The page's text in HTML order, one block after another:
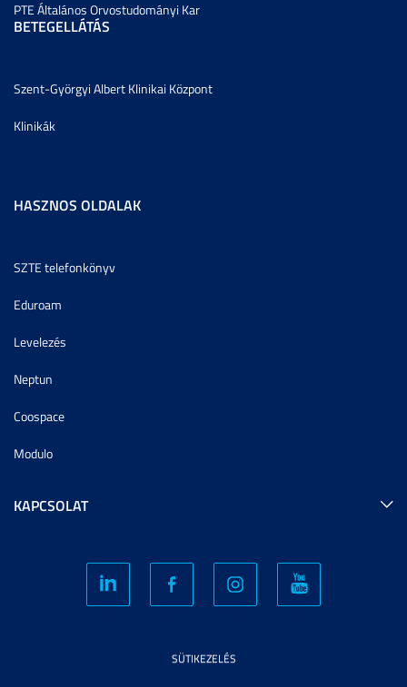
PTE Általános Orvostudományi Kar
BETEGELLÁTÁS
Szent-Györgyi Albert Klinikai Központ
Klinikák
HASZNOS OLDALAK
SZTE telefonkönyv
Eduroam
Levelezés
Neptun
Coospace
Modulo
KAPCSOLAT
SÜTIKEZELÉS